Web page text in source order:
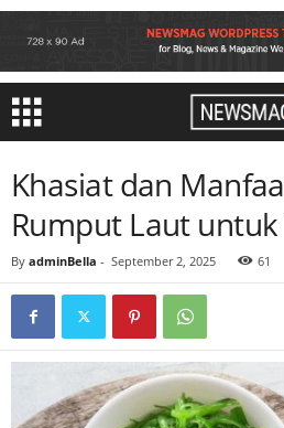
Khasiat dan
Rumput Laut
By adminBella - September 2, 2025 61